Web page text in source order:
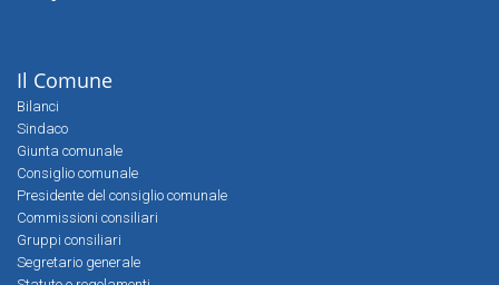
Il Comune
Bilanci
Sindaco
Giunta comunale
Consiglio comunale
Presidente del consiglio comunale
Commissioni consiliari
Gruppi consiliari
Segretario generale